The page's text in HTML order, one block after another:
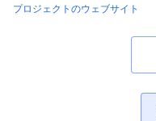
プロジェクトのウェブサイト